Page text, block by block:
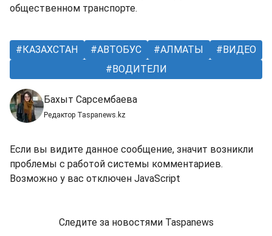
общественном транспорте.
КАЗАХСТАН АВТОБУС АЛМАТЫ
ВИДЕО
ВОДИТЕЛИ
Бахыт Сарсембаева
Редактор Taspanews.kz
Если вы видите данное сообщение, значит возникли
проблемы с работой системы комментариев.
Возможно у вас отключен JavaScript
Следите за новостями Taspanews